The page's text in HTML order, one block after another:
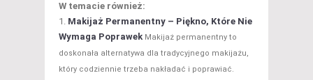
W temacie również:
Makijaż Permanentny – Piękno, Które Nie
Wymaga Poprawek Makijaż permanentny to
doskonała alternatywa dla tradycyjnego makijażu,
który codziennie trzeba nakładać i poprawiać.